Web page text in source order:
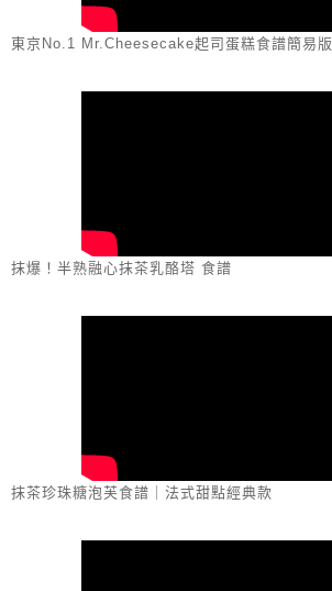
東京No.1 Mr.Cheesecake起司蛋糕食譜簡易版
抹爆！半熟融心抹茶乳酪塔 食譜
抹茶珍珠糖泡芙食譜｜法式甜點經典款